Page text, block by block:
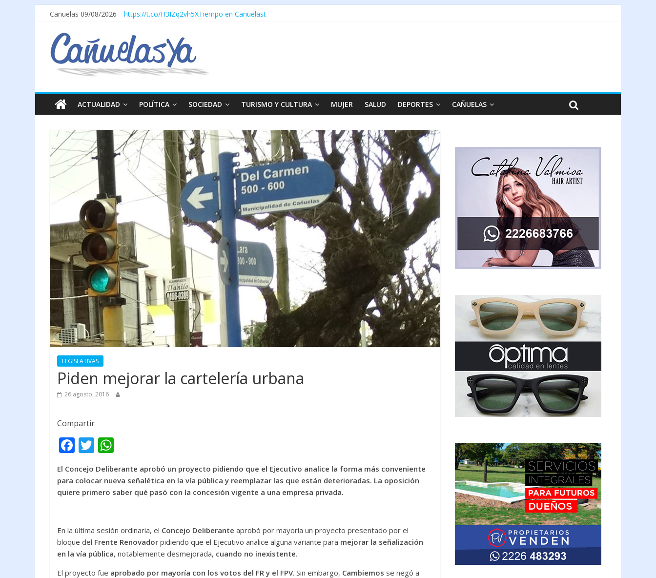
Cañuelas 09/08/2026 https://t.co/H3IZq2vh5XTiempo en Canuelast
ACTUALIDAD POLÍTICA SOCIEDAD TURISMO Y CULTURA MUJER SALUD DEPORTES CAÑUELAS
LEGISLATIVAS
Piden mejorar la cartelería urbana
26 agosto, 2016
Compartir
F
ac
e
b
o
k
T
w
itt
er
at
s
p
El Concejo Deliberante aprobó un proyecto pidiendo que el Ejecutivo analice la forma más conveniente
para colocar nueva señalética en la vía pública y reemplazar las que están deterioradas. La oposición
quiere primero saber qué pasó con la concesión vigente a una empresa privada.
En la última sesión ordinaria, el Concejo Deliberante aprobó por mayoría un proyecto presentado por el
bloque del Frente Renovador pidiendo que el Ejecutivo analice alguna variante para mejorar la señalización
en la vía pública, notablemente desmejorada, cuando no inexistente.
El proyecto fue aprobado por mayoría con los votos del FR y el FPV. Sin embargo, Cambiemos se negó a